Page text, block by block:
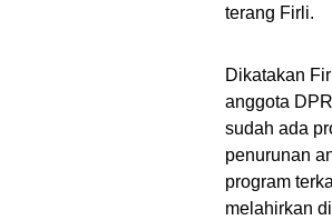
terang Firli.
Dikatakan
anggota
sudah ada
penurunan
program
melahirkan